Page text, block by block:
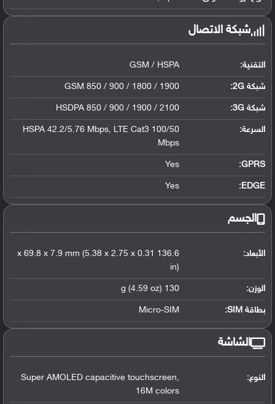
شبكة الاتصال
التقنية: GSM / HSPA
شبكة 2G: GSM 850 / 900 / 1800 / 1900
شبكة 3G :
HSDPA 850 / 900 / 1900 / 2100
السرعة:
HSPA 42.2/5.76 Mbps, LTE Cat3 100/50
Mbps
GPRS:
Yes
EDGE:
Yes
الجسم
الأبعاد:
136.6 x 69.8 x 7.9 mm (5.38 x 2.75 x 0.31
in)
الوزن: 130 g (4.59 oz)
بطاقة SIM: Micro-SIM
الشاشة
النوع:
Super AMOLED capacitive touchscreen,
16M colors